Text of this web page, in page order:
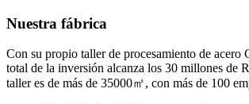
Nuestra fábrica
Con su propio taller de procesamiento de acero
total de la inversión alcanza los 30 millones de
taller es de más de 35000㎡, con más de 100